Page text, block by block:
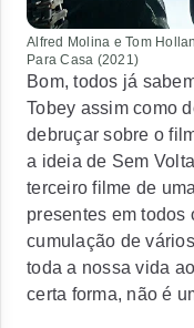
Alfred Molina e Tom
Para Casa (2021)
Bom, todos já
Tobey assim como
debruçar sobre o
a ideia de Sem
terceiro filme de
presentes em todos
cumulação de
toda a nossa vida
certa forma, não é